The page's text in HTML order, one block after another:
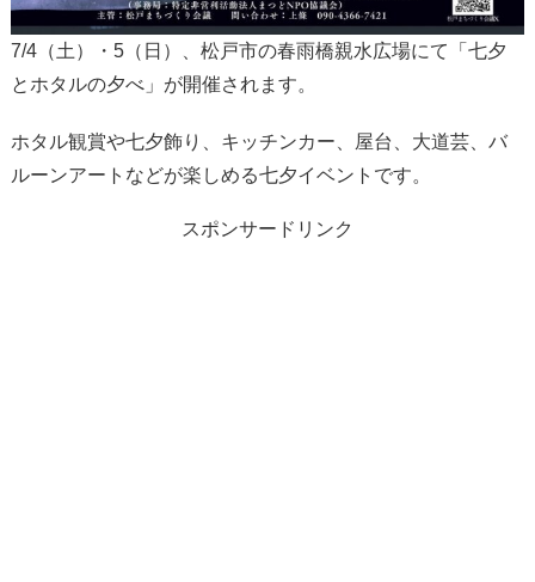
7/4（土）・5（日）、松戸市の春雨橋親水広場にて「七夕
とホタルの夕べ」が開催されます。
ホタル観賞や七夕飾り、キッチンカー、屋台、大道芸、バ
ルーンアートなどが楽しめる七夕イベントです。
スポンサードリンク